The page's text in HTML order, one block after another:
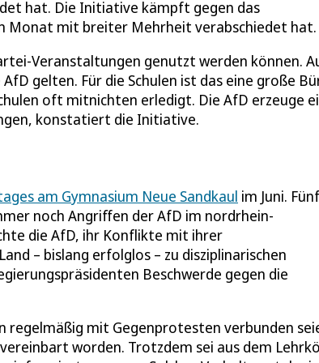
hat. Die Initiative kämpft gegen das
Monat mit breiter Mehrheit verabschiedet hat.
Veranstaltungen genutzt werden können.
gelten. Für die Schulen ist das eine große
oft mitnichten erledigt. Die AfD erzeuge
konstatiert die Initiative.
am Gymnasium Neue Sandkaul im Juni. Fünf
noch Angriffen der AfD im nordrhein-
die AfD, ihr Konflikte mit ihrer
– bislang erfolglos – zu disziplinarischen
Beschwerde gegen die
regelmäßig mit Gegenprotesten verbunden
worden. Trotzdem sei aus dem